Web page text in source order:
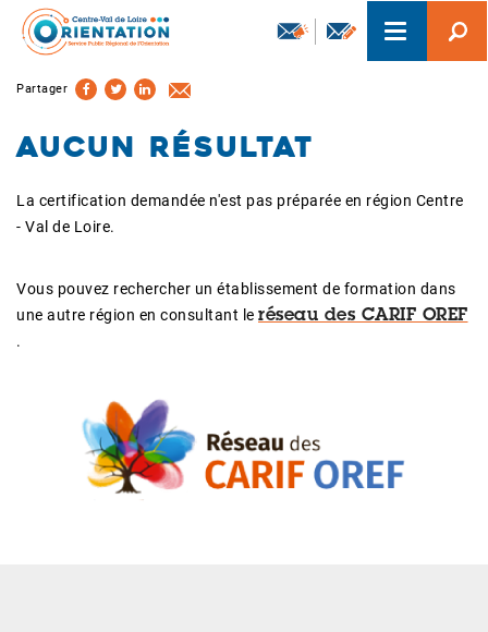
Aller
contenu
principal
Toggle
navigation
Partager
Aucun résultat
La certification demandée n'est pas préparée en région Centre
- Val de Loire.
Vous pouvez rechercher un établissement de formation dans
une autre région en consultant le réseau des CARIF OREF
.